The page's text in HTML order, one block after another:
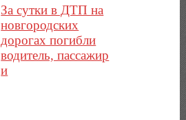
За сутки в ДТП на
новгородских
дорогах погибли
водитель, пассажир
и